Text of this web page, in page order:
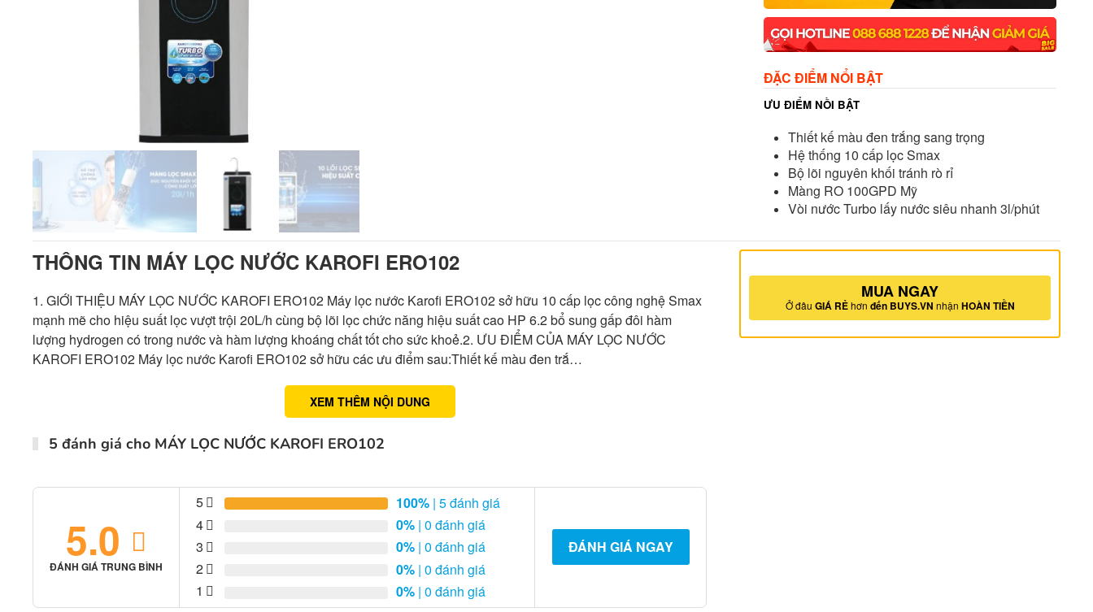
ĐẶC ĐIỂM NỔI BẬT
ƯU ĐIỂM NỒI BẬT
Thiết kế màu đen trắng sang trọng
Hệ thống 10 cấp lọc Smax
Bộ lõi nguyên khối tránh rò rỉ
Màng RO 100GPD Mỹ
Vòi nước Turbo lấy nước siêu nhanh 3l/phút
MUA NGAY
Ở đâu GIÁ RẺhơn đến BUYS.VN nhận HOÀN TIỀN
THÔNG TIN MÁY LỌC NƯỚC KAROFI ERO102
1. GIỚI THIỆU MÁY LỌC NƯỚC KAROFI ERO102 Máy lọc nước Karofi ERO102 sở hữu 10 cấp lọc công nghệ Smax
mạnh mẽ cho hiệu suất lọc vượt trội 20L/h cùng bộ lõi lọc chức năng hiệu suất cao HP 6.2 bổ sung gấp đôi hàm
lượng hydrogen có trong nước và hàm lượng khoáng chất tốt cho sức khoẻ.2. ƯU ĐIỂM CỦA MÁY LỌC NƯỚC
KAROFI ERO102 Máy lọc nước Karofi ERO102 sở hữu các ưu điểm sau:Thiết kế màu đen trắ…
XEM THÊM NỘI DUNG
5 đánh giá cho MÁY LỌC NƯỚC KAROFI ERO102
5.0
ĐÁNH GIÁ TRUNG BÌNH
5 100% | 5 đánh giá
4
0% | 0 đánh giá
3
0% | 0 đánh giá
2
0% | 0 đánh giá
1
0% | 0 đánh giá
ĐÁNH GIÁ NGAY